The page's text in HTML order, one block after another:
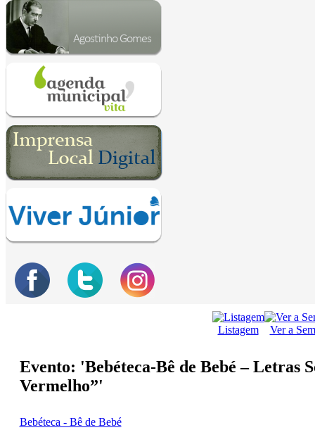
Listagem Ver a
Evento: 'Bebéteca-Bê de Bebé – Letras
Vermelho”'
Bebéteca - Bê de Bebé